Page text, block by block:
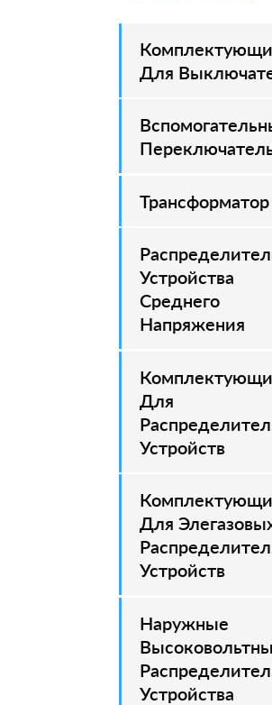
Для
–
–
Трансформатор
Устройства
Среднего
Напряжения
–
Для
Устройств
–
Для
Устройств
–
Наружные
Устройства
–